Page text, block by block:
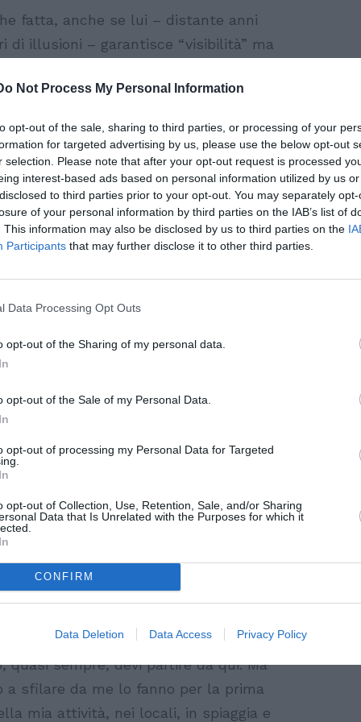
Not Process My Personal Information
opt-out of the sale, sharing to third parties, or processing of your
for targeted advertising by us, please use the below opt-out
selection. Please note that after your opt-out request is processed
interest-based ads based on personal information utilized by us
to third parties prior to your opt-out. You may separately
of your personal information by third parties on the IAB’s list of
This information may also be disclosed by us to third parties on the
Participants that may further disclose it to other third parties.
Data Processing Opt Outs
opt-out of the Sharing of my personal data.
opt-out of the Sale of my Personal Data.
opt-out of processing my Personal Data for Targeted
opt-out of Collection, Use, Retention, Sale, and/or Sharing
Data that Is Unrelated with the Purposes for which it
CONFIRM
Data Deletion Data Access Privacy Policy
fatta, anche se lui – distante anni
di illusioni – garantisce “visibilità” ma
quello – dice – ci vogliono numeri,
in città della gelateria “Melo
una nuova partnership con l’Ap
con sede a Milano Marittima che
vip nelle località turistiche della Val
progetto artistico, anche se Carmelo
“Ho iniziato alla discoteca NRG di
Ero molto giovane, ma già
organizzare eventi. Allestivo
anno, l’interesse cresceva e le
passione, è nata
oggi, nelle province romagnole,
concorsi del territorio”.
ai tuoi concorsi e,
regola, non fa mai promesse. Noi
ed opportunità, ma nessuno può dire
Il successo è un mix di troppe
sempre un ruolo decisivo. Come
un trampolino di lancio perché se vuoi
sempre, devi partire da qui. Ma
sfilare da me lo fanno per la prima
mia attività, nei locali, in spiaggia e